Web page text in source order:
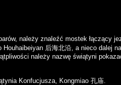
należy znaleźć mostek łączący
Houhaibeiyan 后海北沿, a nieco dalej
należy nazwę świątyni
Konfucjusza, Kongmiao 孔庙.